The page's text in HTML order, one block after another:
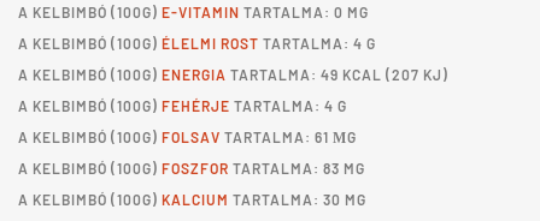
A KELBIMBÓ (100G) E-VITAMIN TARTALMA: 0 MG
A KELBIMBÓ (100G) ÉLELMI ROST TARTALMA: 4 G
A KELBIMBÓ (100G) ENERGIA TARTALMA: 49 KCAL (207 KJ)
A KELBIMBÓ (100G) FEHÉRJE TARTALMA: 4 G
A KELBIMBÓ (100G) FOLSAV TARTALMA: 61 ΜG
A KELBIMBÓ (100G) FOSZFOR TARTALMA: 83 MG
A KELBIMBÓ (100G) KALCIUM TARTALMA: 30 MG